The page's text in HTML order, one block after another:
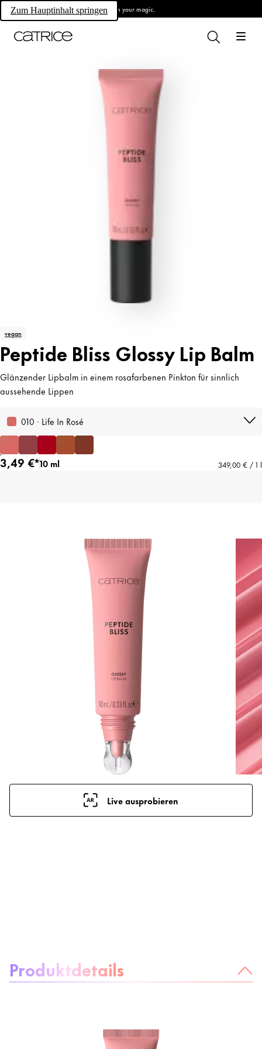
Zum Hauptinhalt springen Own your magic.
vegan
Peptide Bliss Glossy Lip Balm
Glänzender Lipbalm in einem rosafarbenen Pinkton für sinnlich
aussehende Lippen
010 · Life In Rosé
3,49 €*10 ml 349,00 € / 1 l
Live ausprobieren
Produktdetails